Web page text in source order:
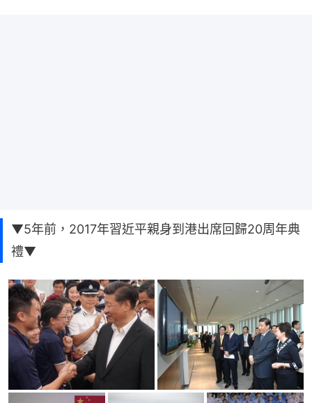
▼5年前，2017年習近平親身到港出席回歸20周年典
禮▼